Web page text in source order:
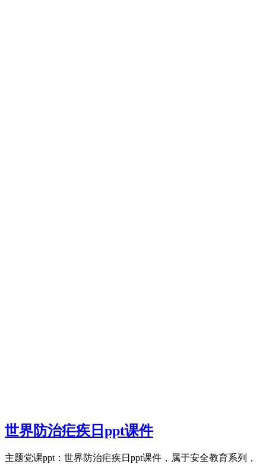
世界防治疟疾日ppt课件
主题党课ppt：世界防治疟疾日ppt课件，属于安全教育系列，